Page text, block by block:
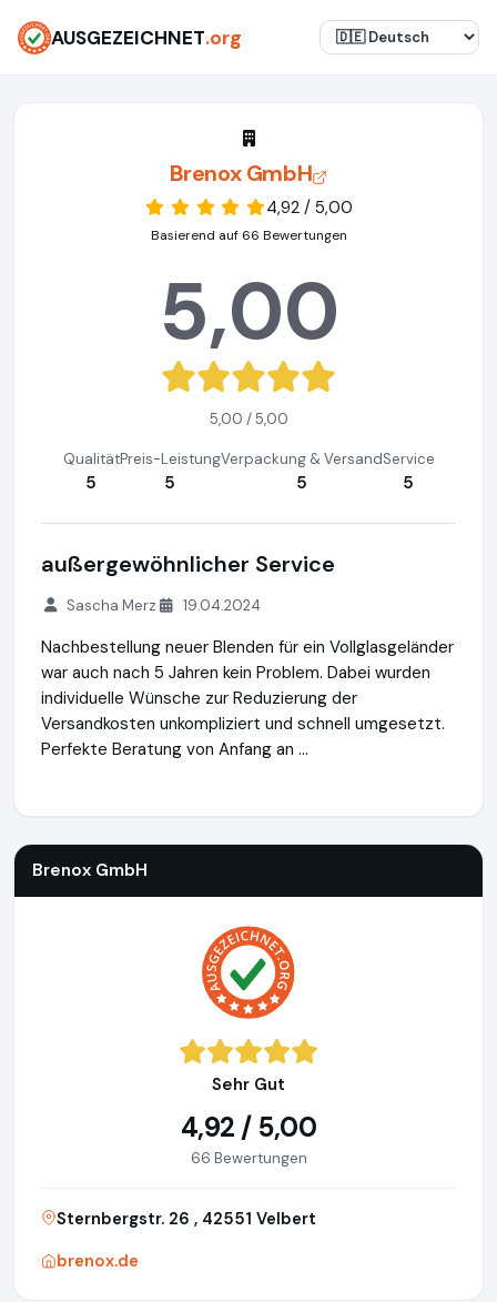
AUSGEZEICHNET.org
Brenox GmbH
4,92 / 5,00
Basierend auf 66 Bewertungen
5,00
5,00 / 5,00
Qualität
5
Preis-Leistung
5
Verpackung & Versand
5
Service
5
außergewöhnlicher Service
Sascha Merz 19.04.2024
Nachbestellung neuer Blenden für ein Vollglasgeländer
war auch nach 5 Jahren kein Problem. Dabei wurden
individuelle Wünsche zur Reduzierung der
Versandkosten unkompliziert und schnell umgesetzt.
Perfekte Beratung von Anfang an ...
Brenox GmbH
Sehr Gut
4,92 / 5,00
66 Bewertungen
Sternbergstr. 26 , 42551 Velbert
brenox.de